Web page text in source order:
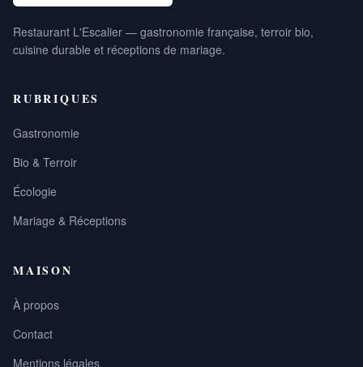
Restaurant L'Escalier — gastronomie française, terroir bio,
cuisine durable et réceptions de mariage.
RUBRIQUES
Gastronomie
Bio & Terroir
Écologie
Mariage & Réceptions
MAISON
À propos
Contact
Mentions légales